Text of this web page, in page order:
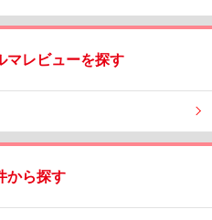
マレビューを探す
から探す